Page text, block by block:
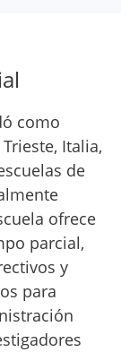
como
Italia,
de
ofrece
parcial,
y
para